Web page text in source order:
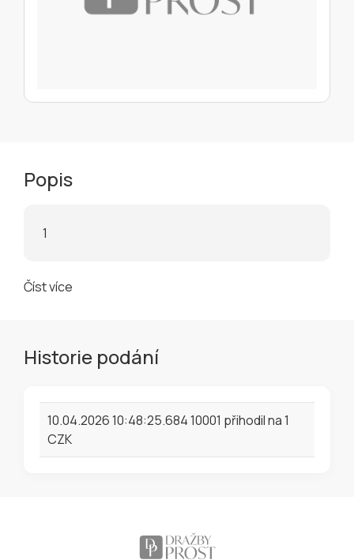
Popis
1
Číst více
Historie podání
10.04.2026 10:48:25.684 10001 přihodil na 1
CZK